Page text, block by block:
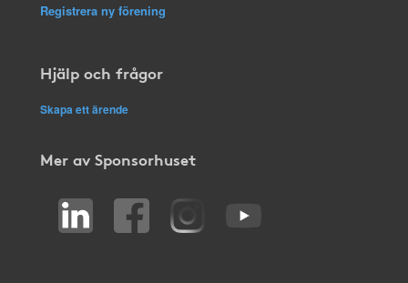
Registrera ny förening
Hjälp och frågor
Skapa ett ärende
Mer av Sponsorhuset